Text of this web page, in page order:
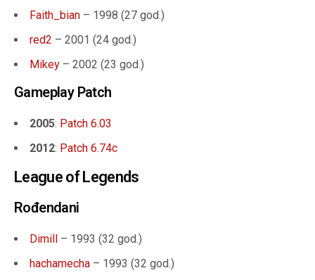
Faith_bian – 1998 (27 god.)
red2 – 2001 (24 god.)
Mikey – 2002 (23 god.)
Gameplay Patch
2005: Patch 6.03
2012: Patch 6.74c
League of Legends
Rođendani
Dimill – 1993 (32 god.)
hachamecha – 1993 (32 god.)